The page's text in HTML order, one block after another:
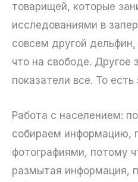
товарищей, которые
исследованиями в
совсем другой
что на свободе. Другое
показатели все. То
Работа с населением:
собираем информацию,
фотографиями, потому
размытая информация,